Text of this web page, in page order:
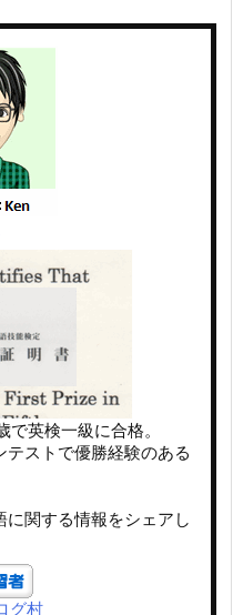
英検一級に合格。
ストで優勝経験のある
関する情報をシェアし
グ村